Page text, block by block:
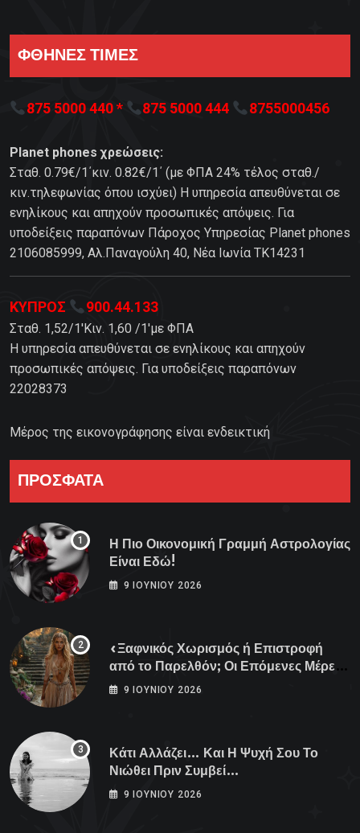
ΦΘΗΝΕΣ ΤΙΜΕΣ
875 5000 440 * 875 5000 444 8755000456
Planet phones χρεώσεις:
Σταθ. 0.79€/1΄κιν. 0.82€/1΄ (με ΦΠΑ 24% τέλος σταθ./
κιν.τηλεφωνίας όπου ισχύει) Η υπηρεσία απευθύνεται σε
ενηλίκους και απηχούν προσωπικές απόψεις. Για
υποδείξεις παραπόνων Πάροχος Υπηρεσίας Planet phones
2106085999, Αλ.Παναγούλη 40, Νέα Ιωνία TK14231
ΚΥΠΡΟΣ 900.44.133
Σταθ. 1,52/1'Κιν. 1,60 /1'με ΦΠΑ
Η υπηρεσία απευθύνεται σε ενηλίκους και απηχούν
προσωπικές απόψεις. Για υποδείξεις παραπόνων
22028373
Μέρος της εικονογράφησης είναι ενδεικτική
ΠΡΟΣΦΑΤΑ
Η Πιο Οικονομική Γραμμή Αστρολογίας
Είναι Εδώ!
9 ΙΟΥΝΊΟΥ 2026
«Ξαφνικός Χωρισμός ή Επιστροφή
από το Παρελθόν; Οι Επόμενες Μέρες
Κρύβουν ΣΟΚ για αυτά τα Ζώδια»
9 ΙΟΥΝΊΟΥ 2026
Κάτι Αλλάζει… Και Η Ψυχή Σου Το
Νιώθει Πριν Συμβεί…
9 ΙΟΥΝΊΟΥ 2026